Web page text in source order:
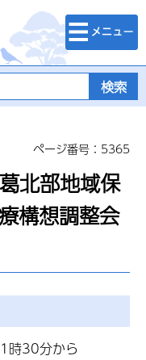
検索・メニュ
ー
ページ番号：5365
北部地域保
構想調整会
時30分から